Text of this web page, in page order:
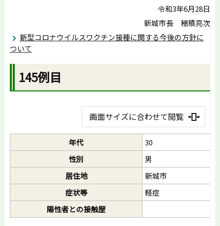
令和3年6月28日
新城市長 穂積亮次
新型コロナウイルスワクチン接種に関する今後の方針に
ついて
145例目
画面サイズに合わせて閲覧
年代
30
性別
男
居住地
新城市
症状等
軽症
陽性者との接触歴